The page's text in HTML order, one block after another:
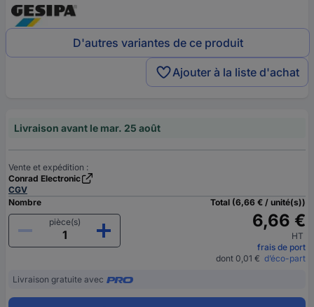
D'autres variantes de ce produit
Ajouter à la liste d'achat
Livraison avant le mar. 25 août
Vente et expédition :
Conrad Electronic
CGV
Nombre
pièce(s)
Total (6,66 € / unité(s))
6,66 €
HT
frais de port
dont 0,01 € d’éco-part
Livraison gratuite avec